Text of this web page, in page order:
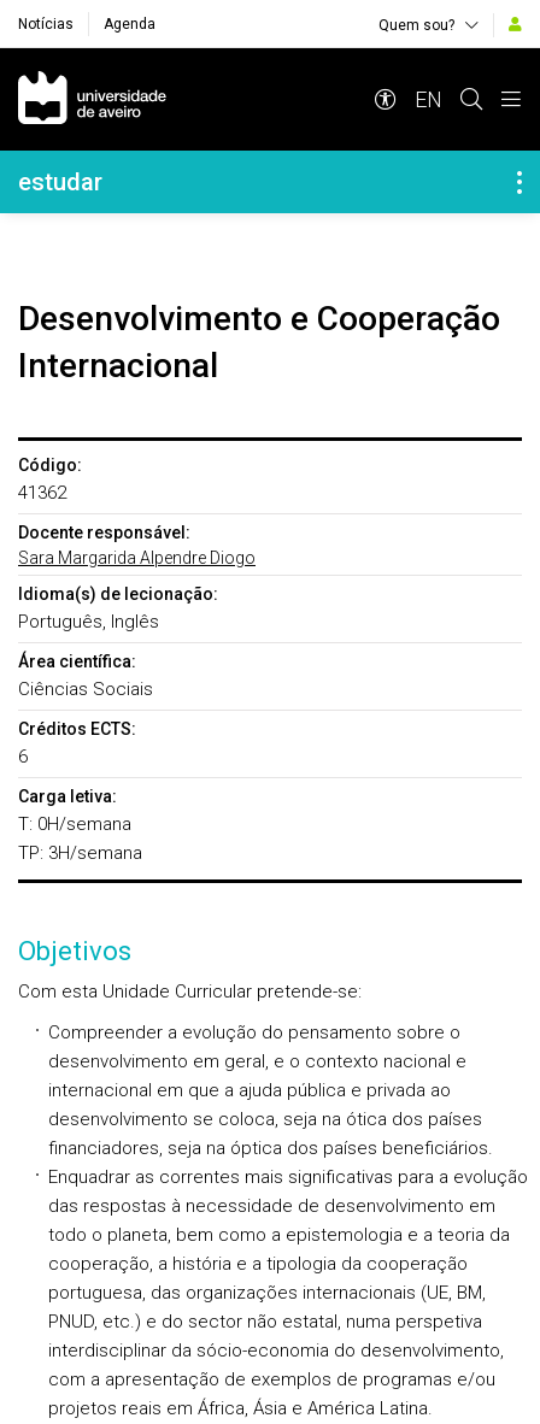
Notícias Agenda Quem sou?
Navegação Principal
EN
Navegação Lateral
estudar
Desenvolvimento e Cooperação
Internacional
Código:
41362
Docente responsável:
Sara Margarida Alpendre Diogo
Idioma(s) de lecionação:
Português, Inglês
Área científica:
Ciências Sociais
Créditos ECTS:
6
Carga letiva:
T: 0H/semana
TP: 3H/semana
Objetivos
Com esta Unidade Curricular pretende-se:
Compreender a evolução do pensamento sobre o
desenvolvimento em geral, e o contexto nacional e
internacional em que a ajuda pública e privada ao
desenvolvimento se coloca, seja na ótica dos países
financiadores, seja na óptica dos países beneficiários.
Enquadrar as correntes mais significativas para a evolução
das respostas à necessidade de desenvolvimento em
todo o planeta, bem como a epistemologia e a teoria da
cooperação, a história e a tipologia da cooperação
portuguesa, das organizações internacionais (UE, BM,
PNUD, etc.) e do sector não estatal, numa perspetiva
interdisciplinar da sócio-economia do desenvolvimento,
com a apresentação de exemplos de programas e/ou
projetos reais em África, Ásia e América Latina.